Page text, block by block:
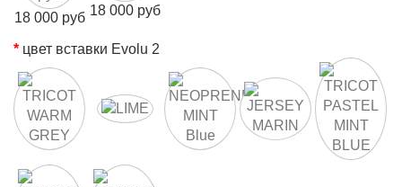
18 000 руб 18 000 руб
цвет вставки Evolu 2